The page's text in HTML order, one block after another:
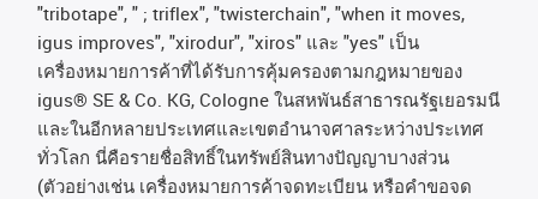
"tribotape", " ; triflex", "twisterchain", "when it moves,
igus improves", "xirodur", "xiros" และ "yes" เป็น
เครื่องหมายการค้าที่ได้รับการคุ้มครองตามกฎหมายของ
igus® SE & Co. KG, Cologne ในสหพันธ์สาธารณรัฐเยอรมนี
และในอีกหลายประเทศและเขตอํานาจศาลระหว่างประเทศ
ทั่วโลก นี่คือรายชื่อสิทธิ์ในทรัพย์สินทางปัญญาบางส่วน
(ตัวอย่างเช่น เครื่องหมายการค้าจดทะเบียน หรือคำขอจด